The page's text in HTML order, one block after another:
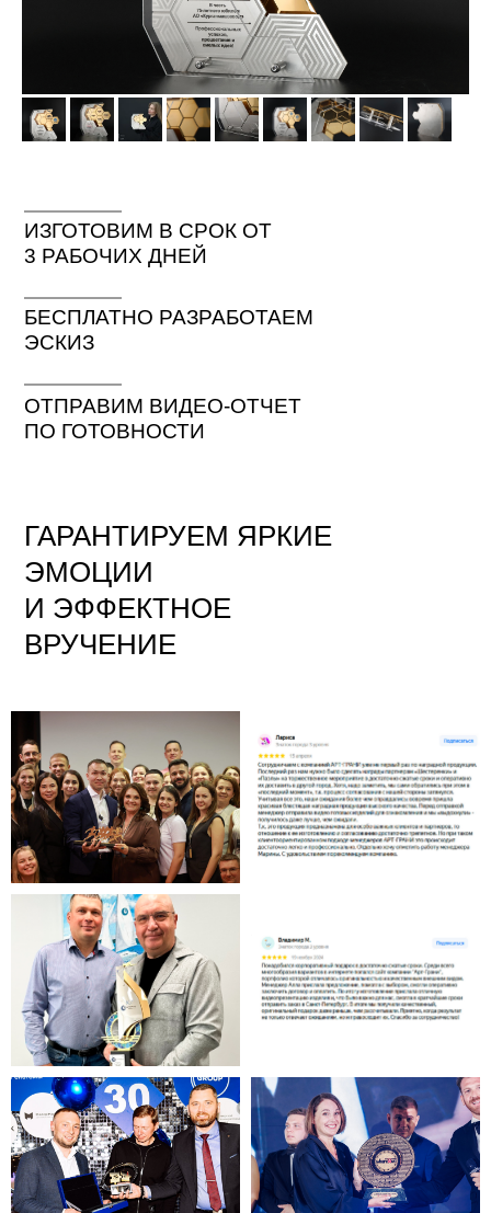
ИЗГОТОВИМ В СРОК ОТ
3 РАБОЧИХ ДНЕЙ
БЕСПЛАТНО РАЗРАБОТАЕМ
ЭСКИЗ
ОТПРАВИМ ВИДЕО-ОТЧЕТ
ПО ГОТОВНОСТИ
ГАРАНТИРУЕМ ЯРКИЕ
ЭМОЦИИ
И ЭФФЕКТНОЕ
ВРУЧЕНИЕ